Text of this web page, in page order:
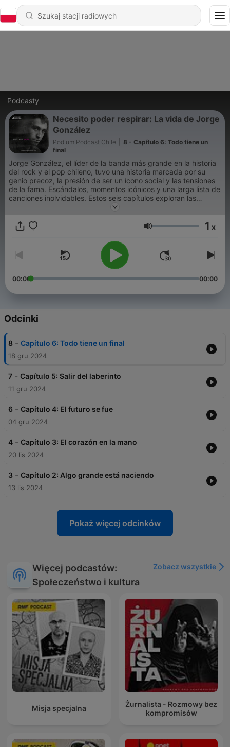
Podcasty
Necesito poder respirar: La vida de Jorge
González
Podium Podcast Chile
8 - Capítulo 6: Todo tiene un
final
Jorge González, el líder de la banda más grande en la historia
del rock y el pop chileno, tuvo una historia marcada por su
genio precoz, la presión de ser un ícono social y las tensiones
de la fama. Escándalos, momentos icónicos y una larga lista de
canciones inolvidables. Estos seis capítulos exploran las
victorias y las derrotas de un músico que luchó por nunca
indispensable para entender Chile.
Głośność 1 x
00:00 00:00
Odcinki
8 - Capítulo 6: Todo tiene un final
18 gru 2024
7 - Capítulo 5: Salir del laberinto
11 gru 2024
6 - Capítulo 4: El futuro se fue
04 gru 2024
4 - Capítulo 3: El corazón en la mano
20 lis 2024
3 - Capítulo 2: Algo grande está naciendo
13 lis 2024
Pokaż więcej odcinków
Więcej podcastów:
Społeczeństwo i kultura
Zobacz wszystkie
Misja specjalna
Żurnalista - Rozmowy bez
kompromisów